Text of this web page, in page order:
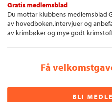
Gratis medlemsblad
Du mottar klubbens medlemsblad
av hovedboken,intervjuer og
av krimbøker og mye godt
Få
BLI